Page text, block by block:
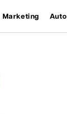
Marketing Auto